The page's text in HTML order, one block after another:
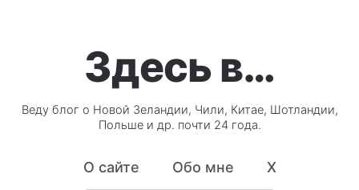
Здесь в…
Веду блог о Новой Зеландии, Чили, Китае, Шотландии,
Польше и др. почти 24 года.
О сайте Обо мне X